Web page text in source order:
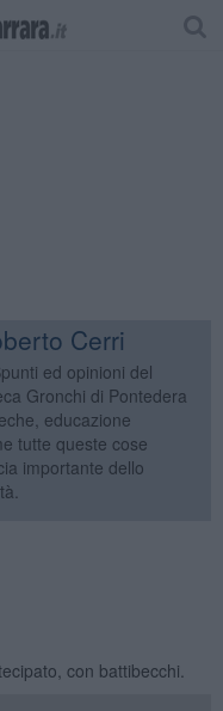
Cerri
ed opinioni del
Gronchi di Pontedera
educazione
tutte queste cose
importante dello
con battibecchi.